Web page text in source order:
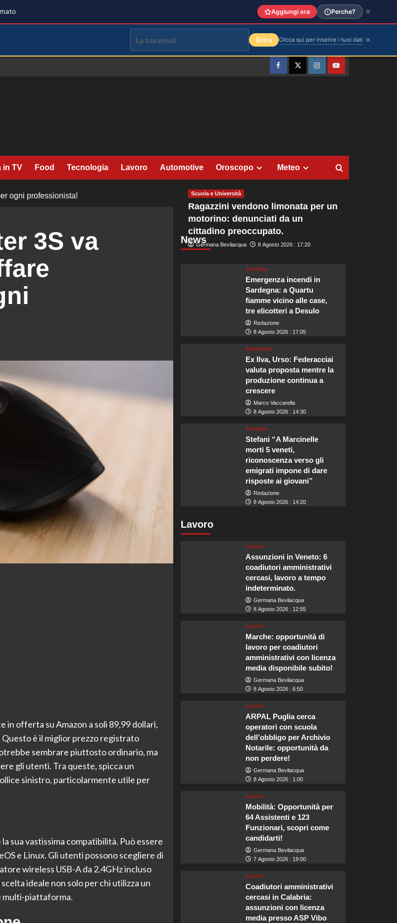
FacebookTwitterInstagramYouTube
in TV Food Tecnologia Lavoro Automotive Oroscopo Meteo
ogni professionista!
3S va
offerta su Amazon a soli 89,99 dollari,
è il miglior prezzo registrato
sembrare piuttosto ordinario, ma
gli utenti. Tra queste, spicca un
sinistro, particolarmente utile per
sua vastissima compatibilità. Può essere
e Linux. Gli utenti possono scegliere di
wireless USB-A da 2.4GHz incluso
ideale non solo per chi utilizza un
multi-piattaforma.
News
Scuola e Università
Ragazzini vendono limonata per un
motorino: denunciati da un
cittadino preoccupato.
Germana Bevilacqua 8 Agosto 2026 : 17:20
Cronaca
Emergenza incendi in
Sardegna: a Quartu
fiamme vicino alle case,
tre elicotteri a Desulo
Redazione
8 Agosto 2026 : 17:05
Economia
Ex Ilva, Urso: Federacciai
valuta proposta mentre la
produzione continua a
crescere
Marco Vaccarella
8 Agosto 2026 : 14:30
Cronaca
Stefani “A Marcinelle
morti 5 veneti,
riconoscenza verso gli
emigrati impone di dare
risposte ai giovani”
Redazione
8 Agosto 2026 : 14:20
Lavoro
Lavoro
Assunzioni in Veneto: 6
coadiutori amministrativi
cercasi, lavoro a tempo
indeterminato.
Germana Bevilacqua
8 Agosto 2026 : 12:55
Lavoro
Marche: opportunità di
lavoro per coadiutori
amministrativi con licenza
media disponibile subito!
Germana Bevilacqua
8 Agosto 2026 : 6:50
Lavoro
ARPAL Puglia cerca
operatori con scuola
dell’obbligo per Archivio
Notarile: opportunità da
non perdere!
Germana Bevilacqua
8 Agosto 2026 : 1:00
Lavoro
Mobilità: Opportunità per
64 Assistenti e 123
Funzionari, scopri come
candidarti!
Germana Bevilacqua
7 Agosto 2026 : 19:00
Lavoro
Coadiutori amministrativi
cercasi in Calabria:
assunzioni con licenza
media presso ASP Vibo
Aggiungi ora Perche?
Entra Clicca qui per inserire i tuoi dati